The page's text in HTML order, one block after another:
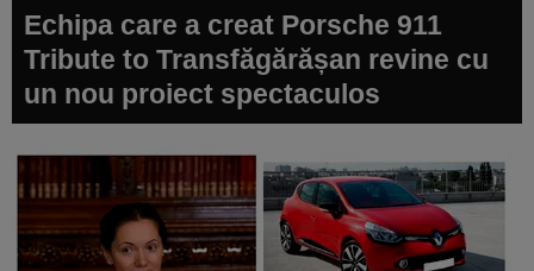
Echipa care a creat Porsche 911
Tribute to Transfăgărășan revine cu
un nou proiect spectaculos